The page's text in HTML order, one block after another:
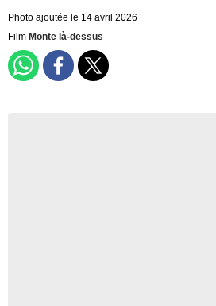
Photo ajoutée le 14 avril 2026
Film Monte là-dessus